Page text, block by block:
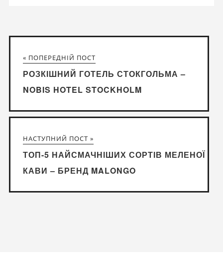
« ПОПЕРЕДНІЙ ПОСТ
РОЗКІШНИЙ ГОТЕЛЬ СТОКГОЛЬМА –
NOBIS HOTEL STOCKHOLM
НАСТУПНИЙ ПОСТ »
ТОП-5 НАЙСМАЧНІШИХ СОРТІВ МЕЛЕНОЇ
КАВИ – БРЕНД MALONGO